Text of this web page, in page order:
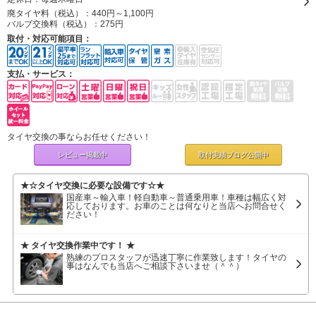
廃タイヤ料（税込）： 440円～1,100円
バルブ交換料（税込）： 275円
取付・対応可能項目：
支払・サービス：
タイヤ交換の事ならお任せください！
レビュー掲載中 取付実績ブログ公開中
★☆タイヤ交換に必要な設備です☆★
国産車～輸入車！軽自動車～普通乗用車！車種は幅広く対
応しております。お車のことは何なりと当店へお問合せく
ださい！
★ タイヤ交換作業中です！ ★
熟練のプロスタッフが迅速丁寧に作業致します！タイヤの
事はなんでも当店へご相談下さいませ（＾＾）